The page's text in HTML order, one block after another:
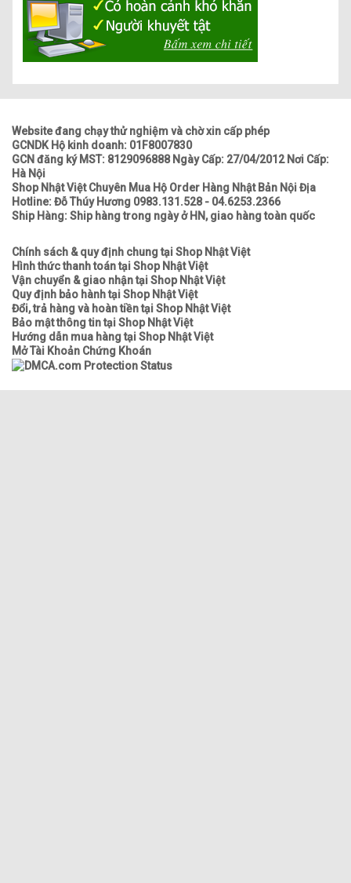
Website đang chạy thử nghiệm và chờ xin cấp phép
GCNDK Hộ kinh doanh: 01F8007830
GCN đăng ký MST: 8129096888 Ngày Cấp: 27/04/2012 Nơi Cấp:
Hà Nội
Shop Nhật Việt Chuyên Mua Hộ Order Hàng Nhật Bản Nội Địa
Hotline: Đỗ Thúy Hương 0983.131.528 - 04.6253.2366
Ship Hàng: Ship hàng trong ngày ở HN, giao hàng toàn quốc
Chính sách & quy định chung tại Shop Nhật Việt
Hình thức thanh toán tại Shop Nhật Việt
Vận chuyển & giao nhận tại Shop Nhật Việt
Quy định bảo hành tại Shop Nhật Việt
Đổi, trả hàng và hoàn tiền tại Shop Nhật Việt
Bảo mật thông tin tại Shop Nhật Việt
Hướng dẫn mua hàng tại Shop Nhật Việt
Mở Tài Khoản Chứng Khoán